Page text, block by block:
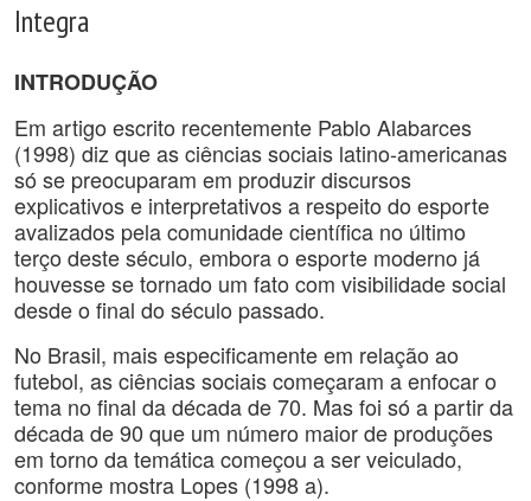
Integra
INTRODUÇÃO
Em artigo escrito recentemente Pablo Alabarces
(1998) diz que as ciências sociais latino-americanas
só se preocuparam em produzir discursos
explicativos e interpretativos a respeito do esporte
avalizados pela comunidade científica no último
terço deste século, embora o esporte moderno já
houvesse se tornado um fato com visibilidade social
desde o final do século passado.
No Brasil, mais especificamente em relação ao
futebol, as ciências sociais começaram a enfocar o
tema no final da década de 70. Mas foi só a partir da
década de 90 que um número maior de produções
em torno da temática começou a ser veiculado,
conforme mostra Lopes (1998 a).